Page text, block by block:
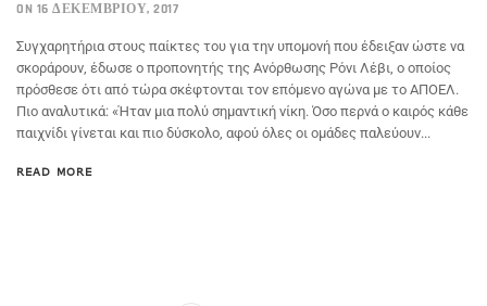
ON 16 ΔΕΚΕΜΒΡΊΟΥ, 2017
Συγχαρητήρια στους παίκτες του για την υπομονή που έδειξαν ώστε να
σκοράρουν, έδωσε ο προπονητής της Ανόρθωσης Ρόνι Λέβι, ο οποίος
πρόσθεσε ότι από τώρα σκέφτονται τον επόμενο αγώνα με το ΑΠΟΕΛ.
Πιο αναλυτικά: «Ήταν μια πολύ σημαντική νίκη. Όσο περνά ο καιρός κάθε
παιχνίδι γίνεται και πιο δύσκολο, αφού όλες οι ομάδες παλεύουν...
READ MORE